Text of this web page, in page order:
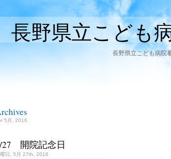
長野県立こども
長野県立こども病院
5月, 2016.
27 開院記念日
日, 5月 27th, 2016